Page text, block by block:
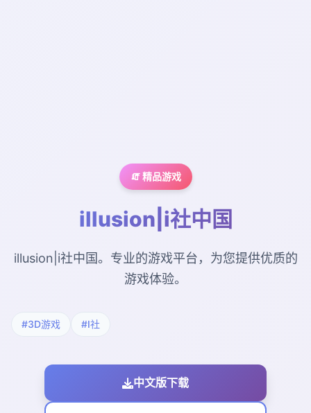
🧯 精品游戏
illusion|i社中国
illusion|i社中国。专业的游戏平台，为您提供优质的
游戏体验。
#3D游戏 #I社
中文版下载